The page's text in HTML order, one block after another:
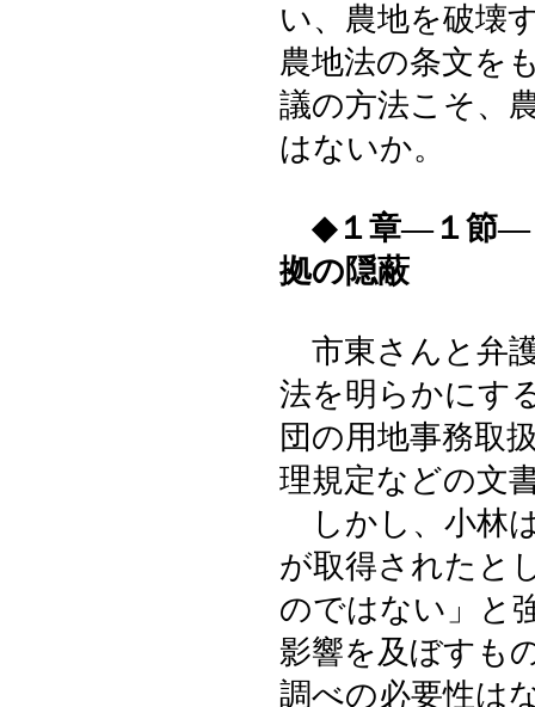
い、農地を破壊
農地法の条文を
議の方法こそ、
はないか。
◆１章―１節―
拠の隠蔽
市東さんと弁
法を明らかにす
団の用地事務取
理規定などの文
しかし、小林
が取得されたと
のではない」と
影響を及ぼすも
調べの必要性は